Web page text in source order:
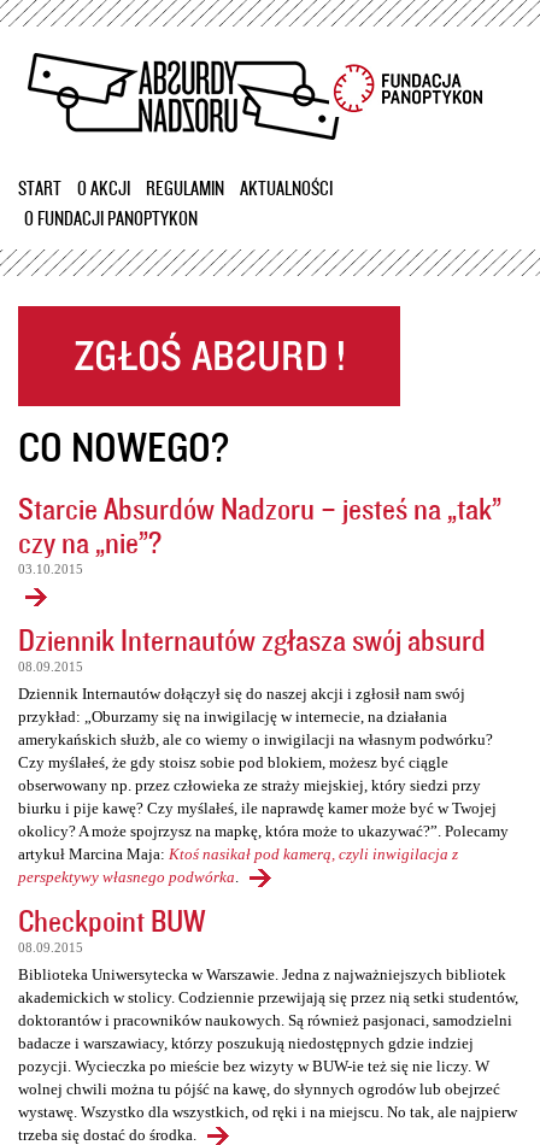
Przejdź
treści
START O AKCJI REGULAMIN
AKTUALNOŚCI
O FUNDACJI PANOPTYKON
CO NOWEGO?
Starcie Absurdów Nadzoru – jesteś na „tak”
czy na „nie”?
03.10.2015
Dziennik Internautów zgłasza swój absurd
08.09.2015
Dziennik Internautów dołączył się do naszej akcji i zgłosił nam swój
przykład: „Oburzamy się na inwigilację w internecie, na działania
amerykańskich służb, ale co wiemy o inwigilacji na własnym podwórku?
Czy myślałeś, że gdy stoisz sobie pod blokiem, możesz być ciągle
obserwowany np. przez człowieka ze straży miejskiej, który siedzi przy
biurku i pije kawę? Czy myślałeś, ile naprawdę kamer może być w Twojej
okolicy? A może spojrzysz na mapkę, która może to ukazywać?”. Polecamy
artykuł Marcina Maja: Ktoś nasikał pod kamerą, czyli inwigilacja z
perspektywy własnego podwórka
Checkpoint BUW
08.09.2015
Biblioteka Uniwersytecka w Warszawie. Jedna z najważniejszych bibliotek
akademickich w stolicy. Codziennie przewijają się przez nią setki studentów,
doktorantów i pracowników naukowych. Są również pasjonaci, samodzielni
badacze i warszawiacy, którzy poszukują niedostępnych gdzie indziej
pozycji. Wycieczka po mieście bez wizyty w BUW-ie też się nie liczy. W
wolnej chwili można tu pójść na kawę, do słynnych ogrodów lub obejrzeć
wystawę. Wszystko dla wszystkich, od ręki i na miejscu. No tak, ale najpierw
trzeba się dostać do środka.